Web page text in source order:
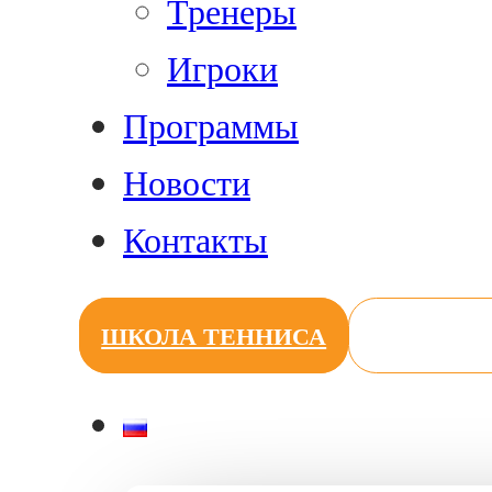
Тренеры
Игроки
Программы
Новости
Контакты
ШКОЛА ТЕННИСА